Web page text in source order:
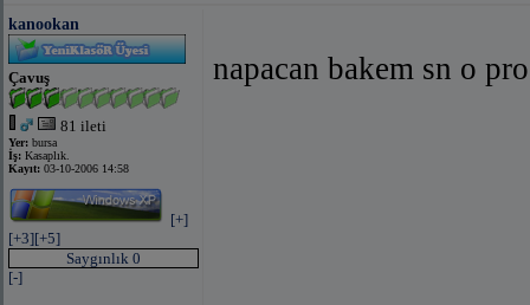
kanookan
Çavuş
81 ileti
Yer: bursa
İş: Kasaplık.
Kayıt: 03-10-2006 14:58
[+]
[+3][+5]
Saygınlık 0
[-]
napacan bakem sn o